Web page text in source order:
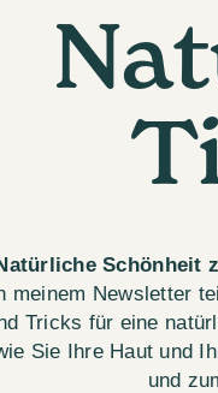
Schönheit
meinem Newsletter
Tricks für eine
Sie Ihre Haut und
und